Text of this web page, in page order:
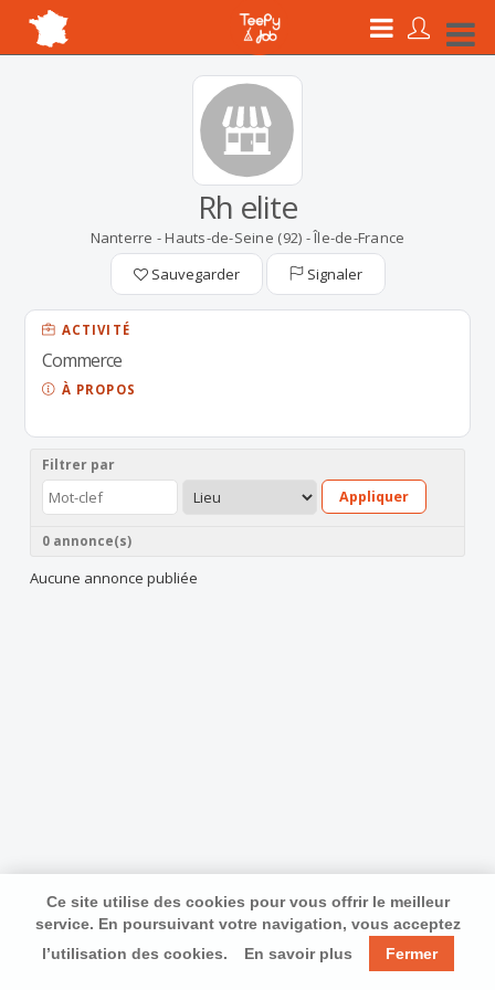
Rh elite
Nanterre - Hauts-de-Seine (92) - Île-de-France
Sauvegarder
Signaler
ACTIVITÉ
Commerce
À PROPOS
Filtrer par
Appliquer
0 annonce(s)
Aucune annonce publiée
Ce site utilise des cookies pour vous offrir le meilleur
service. En poursuivant votre navigation, vous acceptez
l’utilisation des cookies.
En savoir plus Fermer